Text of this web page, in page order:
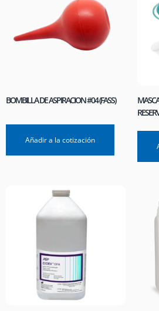
BOMBILLA DE ASPIRACION #04 (FASS)
Añadir a la cotización